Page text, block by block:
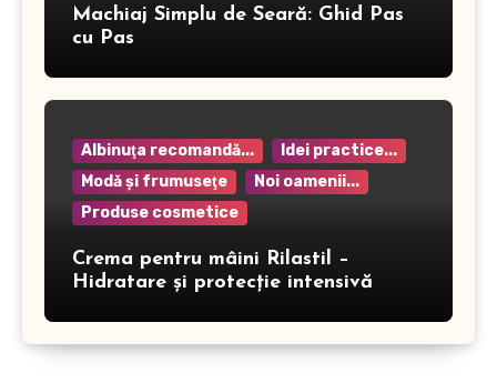
Machiaj Simplu de Seară: Ghid Pas
cu Pas
Albinuţa recomandă...
Idei practice...
Modă şi frumuseţe
Noi oamenii...
Produse cosmetice
Crema pentru mâini Rilastil –
Hidratare și protecție intensivă